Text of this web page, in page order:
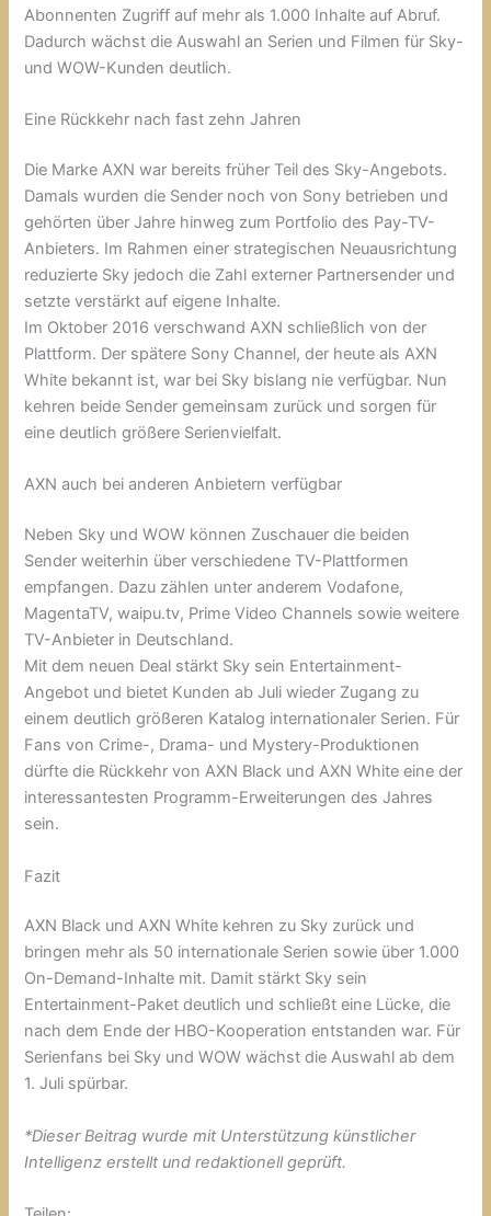
Abonnenten Zugriff auf mehr als 1.000 Inhalte auf Abruf.
Dadurch wächst die Auswahl an Serien und Filmen für Sky-
und WOW-Kunden deutlich.
Eine Rückkehr nach fast zehn Jahren
Die Marke AXN war bereits früher Teil des Sky-Angebots.
Damals wurden die Sender noch von Sony betrieben und
gehörten über Jahre hinweg zum Portfolio des Pay-TV-
Anbieters. Im Rahmen einer strategischen Neuausrichtung
reduzierte Sky jedoch die Zahl externer Partnersender und
setzte verstärkt auf eigene Inhalte.
Im Oktober 2016 verschwand AXN schließlich von der
Plattform. Der spätere Sony Channel, der heute als AXN
White bekannt ist, war bei Sky bislang nie verfügbar. Nun
kehren beide Sender gemeinsam zurück und sorgen für
eine deutlich größere Serienvielfalt.
AXN auch bei anderen Anbietern verfügbar
Neben Sky und WOW können Zuschauer die beiden
Sender weiterhin über verschiedene TV-Plattformen
empfangen. Dazu zählen unter anderem Vodafone,
MagentaTV, waipu.tv, Prime Video Channels sowie weitere
TV-Anbieter in Deutschland.
Mit dem neuen Deal stärkt Sky sein Entertainment-
Angebot und bietet Kunden ab Juli wieder Zugang zu
einem deutlich größeren Katalog internationaler Serien. Für
Fans von Crime-, Drama- und Mystery-Produktionen
dürfte die Rückkehr von AXN Black und AXN White eine der
interessantesten Programm-Erweiterungen des Jahres
sein.
Fazit
AXN Black und AXN White kehren zu Sky zurück und
bringen mehr als 50 internationale Serien sowie über 1.000
On-Demand-Inhalte mit. Damit stärkt Sky sein
Entertainment-Paket deutlich und schließt eine Lücke, die
nach dem Ende der HBO-Kooperation entstanden war. Für
Serienfans bei Sky und WOW wächst die Auswahl ab dem
1. Juli spürbar.
*Dieser Beitrag wurde mit Unterstützung künstlicher
Intelligenz erstellt und redaktionell geprüft.